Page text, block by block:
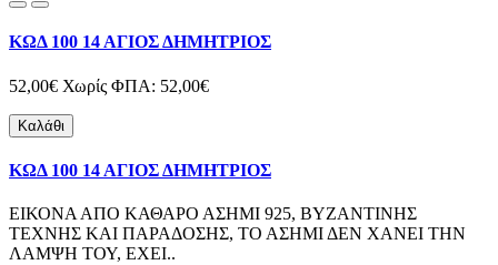
ΚΩΔ 100 14 ΑΓΙΟΣ ΔΗΜΗΤΡΙΟΣ
52,00€ Χωρίς ΦΠΑ: 52,00€
Καλάθι
ΚΩΔ 100 14 ΑΓΙΟΣ ΔΗΜΗΤΡΙΟΣ
ΕΙΚΟΝΑ ΑΠΟ ΚΑΘΑΡΟ ΑΣΗΜΙ 925, ΒΥΖΑΝΤΙΝΗΣ
ΤΕΧΝΗΣ ΚΑΙ ΠΑΡΑΔΟΣΗΣ, ΤΟ ΑΣΗΜΙ ΔΕΝ ΧΑΝΕΙ ΤΗΝ
ΛΑΜΨΗ ΤΟΥ, ΕΧΕΙ..